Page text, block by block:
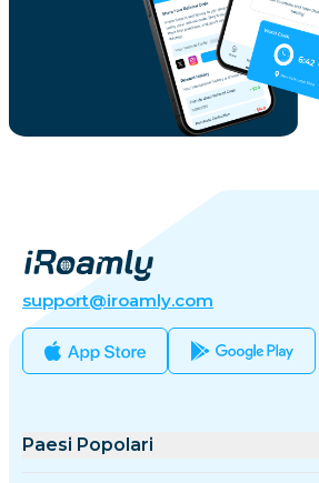
support@iroamly.com
Paesi Popolari